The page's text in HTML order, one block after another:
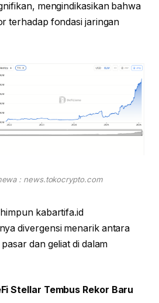
mengindikasikan bahwa
terhadap fondasi jaringan
: news.tokocrypto.com
kabartifa.id
divergensi menarik antara
dan geliat di dalam
Stellar Tembus Rekor Baru